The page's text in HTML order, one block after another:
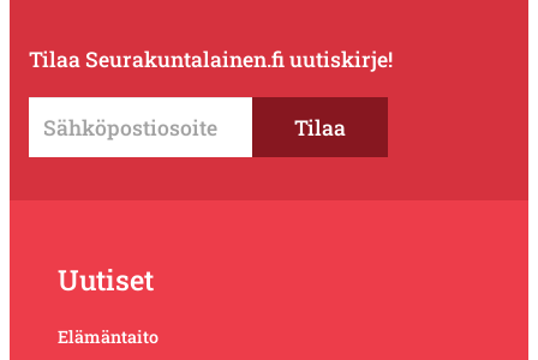
Tilaa Seurakuntalainen.fi uutiskirje!
Uutiset
Elämäntaito